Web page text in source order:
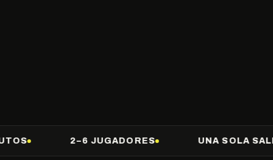
2–6 JUGADORES UNA SOLA SALIDA